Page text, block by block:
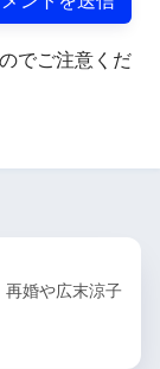
でご注意くだ
再婚や広末涼子